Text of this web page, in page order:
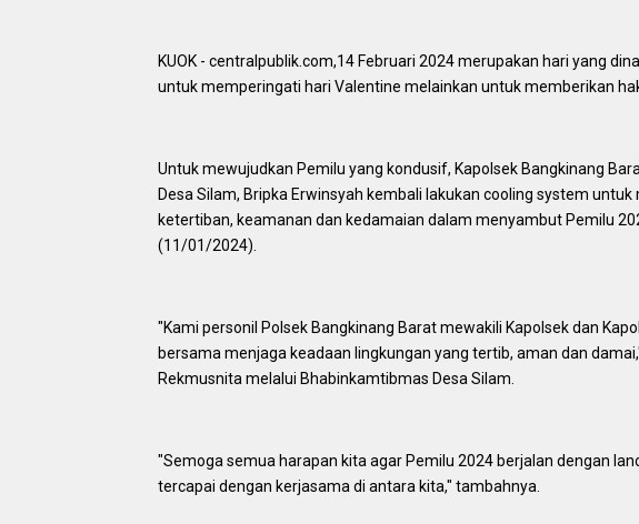
KUOK - centralpublik.com,14 Februari 2024 merupakan hari yang
untuk memperingati hari Valentine melainkan untuk memberikan
Untuk mewujudkan Pemilu yang kondusif, Kapolsek Bangkinang
Desa Silam, Bripka Erwinsyah kembali lakukan cooling system
ketertiban, keamanan dan kedamaian dalam menyambut Pemilu
(11/01/2024).
"Kami personil Polsek Bangkinang Barat mewakili Kapolsek dan
bersama menjaga keadaan lingkungan yang tertib, aman dan
Rekmusnita melalui Bhabinkamtibmas Desa Silam.
"Semoga semua harapan kita agar Pemilu 2024 berjalan dengan
tercapai dengan kerjasama di antara kita," tambahnya.